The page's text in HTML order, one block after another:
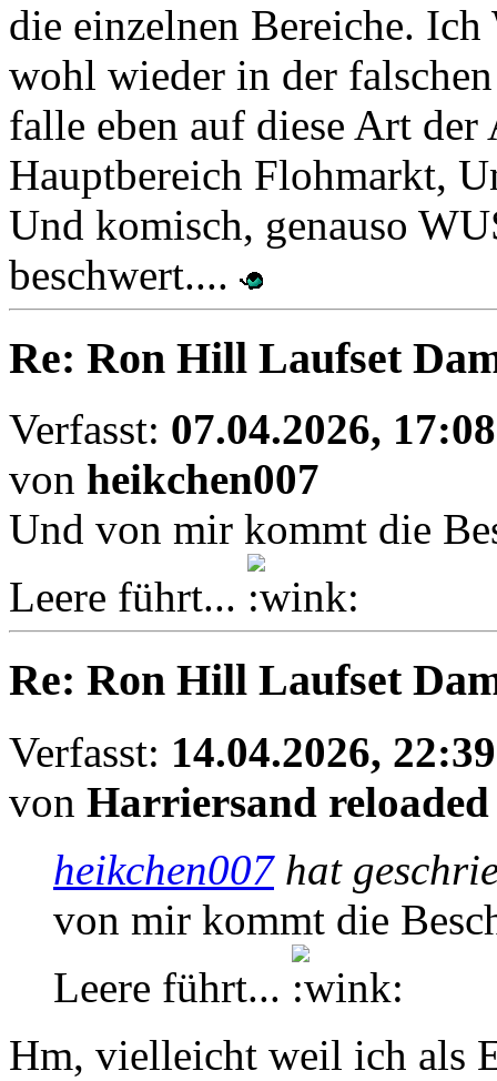
die einzelnen Bereiche.
wohl wieder in der
falle eben auf diese Art
Hauptbereich Flohmarkt,
Und komisch, genauso
beschwert....
Re: Ron Hill Laufset
Verfasst: 07.04.2026, 17:08
von heikchen007
Und von mir kommt die
Leere führt...
Re: Ron Hill Laufset
Verfasst: 14.04.2026, 22:39
von Harriersand reloaded
heikchen007hat
von mir kommt die
Leere führt...
Hm, vielleicht weil ich als